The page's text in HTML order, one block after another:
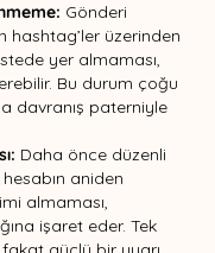
Gönderi
hashtag’ler üzerinden
yer almaması,
Bu durum çoğu
davranış paterniyle
Daha önce düzenli
aniden
almaması,
işaret eder. Tek